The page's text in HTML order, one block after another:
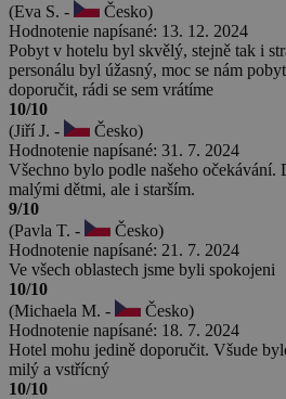
(Eva S. -
Česko)
Hodnotenie napísané: 13. 12. 2024
Pobyt v hotelu byl skvělý, stejně tak i
personálu byl úžasný, moc se nám
doporučit, rádi se sem vrátíme
10/10
(Jiří J. -
Česko)
Hodnotenie napísané: 31. 7. 2024
Všechno bylo podle našeho očekávání.
malými dětmi, ale i starším.
9/10
(Pavla T. -
Česko)
Hodnotenie napísané: 21. 7. 2024
Ve všech oblastech jsme byli spokojeni
10/10
(Michaela M. -
Česko)
Hodnotenie napísané: 18. 7. 2024
Hotel mohu jedině doporučit. Všude
milý a vstřícný
10/10